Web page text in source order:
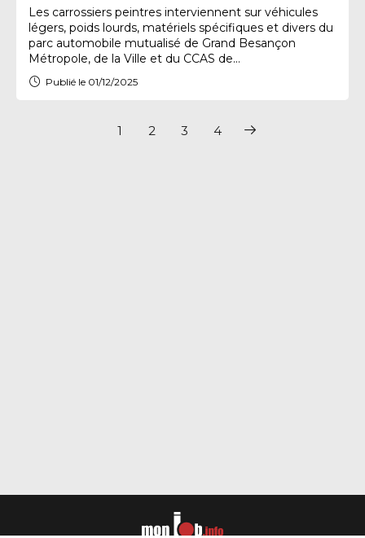
Les carrossiers peintres interviennent sur véhicules
légers, poids lourds, matériels spécifiques et divers du
parc automobile mutualisé de Grand Besançon
Métropole, de la Ville et du CCAS de...
Publié le 01/12/2025
1 2 3 4